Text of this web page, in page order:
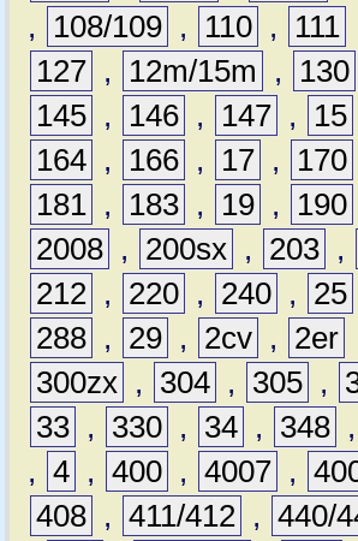
,
108/109 , 110 , 111
127 , 12m/15m , 130
145 , 146 , 147 , 15
164 , 166 , 17 , 170
181 , 183 , 19 , 190
2008 , 200sx , 203 ,
212 , 220 , 240 , 25
288 , 29 , 2cv , 2er
300zx , 304 , 305 ,
33 , 330 , 34 , 348 ,
, 4 , 400 , 4007 ,
408 , 411/412 , 440/